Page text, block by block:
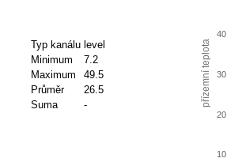
Typ kanálu level
Minimum
7.2
Maximum
49.5
Průměr
26.5
Suma
- přízemní teplota
10
20
30
40